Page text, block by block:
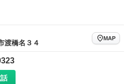
渡橋名３４
MAP